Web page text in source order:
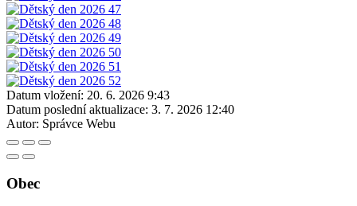
Datum vložení: 20. 6. 2026 9:43
Datum poslední aktualizace: 3. 7. 2026 12:40
Autor: Správce Webu
Obec